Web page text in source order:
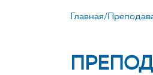
Главная/